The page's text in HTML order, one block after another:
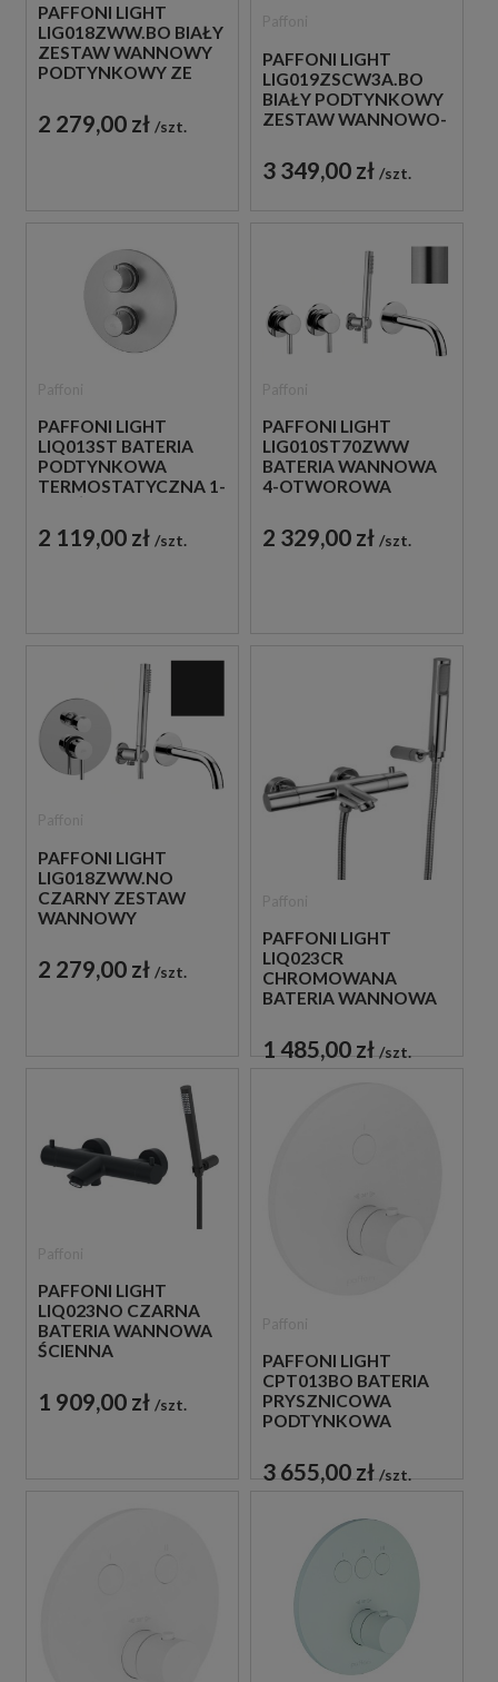
PAFFONI LIGHT
LIG018ZWW.BO BIAŁY
ZESTAW WANNOWY
PODTYNKOWY ZE
PRYSZNICOWĄ
2 279,00 zł szt.
PAFFONI LIGHT
LIG019ZSCW3A.BO
BIAŁY PODTYNKOWY
ZESTAW WANNOWO-
WYLEWKĄ
3 349,00 zł szt.
PAFFONI LIGHT
LIQ013ST BATERIA
PODTYNKOWA
TERMOSTATYCZNA 1-
SZCZOTKOWANA
2 119,00 zł szt.
PAFFONI LIGHT
LIG010ST70ZWW
BATERIA WANNOWA
4-OTWOROWA
SZCZOTKOWANA
2 329,00 zł szt.
PAFFONI LIGHT
LIG018ZWW.NO
CZARNY ZESTAW
WANNOWY
SŁUCHAWKĄ
PRYSZNICOWĄ
2 279,00 zł szt.
PAFFONI LIGHT
LIQ023CR
CHROMOWANA
BATERIA WANNOWA
TERMOSTATYCZNA
ZE SŁUCHAWKĄ
1 485,00 zł szt.
PAFFONI LIGHT
LIQ023NO CZARNA
BATERIA WANNOWA
ŚCIENNA
ZE SŁUCHAWKĄ
PRYSZNICOWĄ
1 909,00 zł szt.
PAFFONI LIGHT
CPT013BO BATERIA
PRYSZNICOWA
PODTYNKOWA
DROŻNA
JEDNOUCHWYTOWA
3 655,00 zł szt.